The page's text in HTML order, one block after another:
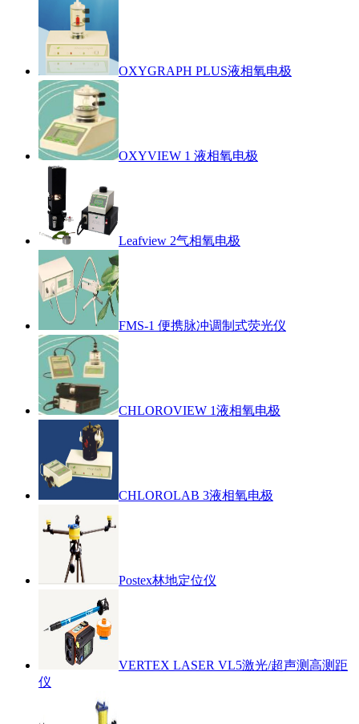
OXYGRAPH PLUS液相氧电极
OXYVIEW 1 液相氧电极
Leafview 2气相氧电极
FMS-1 便携脉冲调制式荧光仪
CHLOROVIEW 1液相氧电极
CHLOROLAB 3液相氧电极
Postex林地定位仪
VERTEX LASER VL5激光/超声测高测距
仪